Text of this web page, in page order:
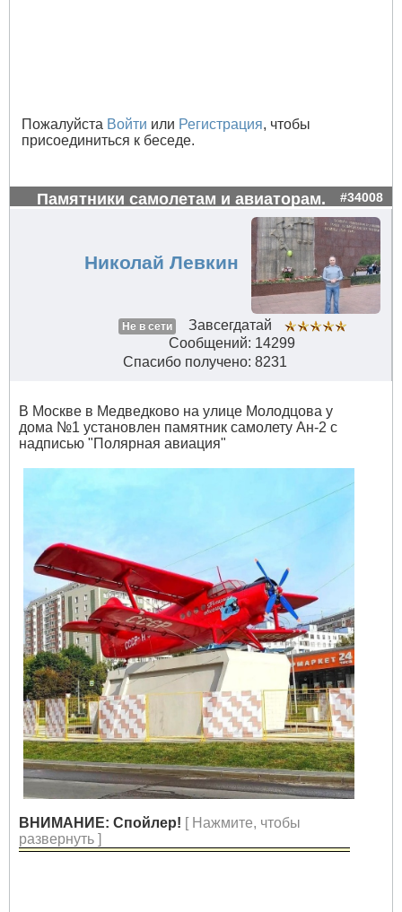
Пожалуйста Войти или Регистрация, чтобы
присоединиться к беседе.
Памятники самолетам и авиаторам. #34008
Николай Левкин
Не в сети
Завсегдатай
Сообщений: 14299
Спасибо получено: 8231
В Москве в Медведково на улице Молодцова у
дома №1 установлен памятник самолету Ан-2 с
надписью "Полярная авиация"
ВНИМАНИЕ: Спойлер! [ Нажмите, чтобы
развернуть ]